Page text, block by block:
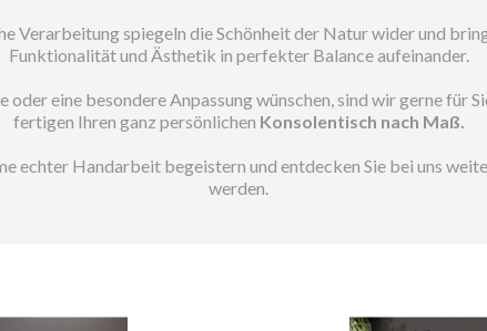
Verarbeitung spiegeln die Schönheit der Natur wider und
Funktionalität und Ästhetik in perfekter Balance aufeinander.
eine besondere Anpassung wünschen, sind wir gerne für
fertigen Ihren ganz persönlichen Konsolentisch nach Maß.
echter Handarbeit begeistern und entdecken Sie bei uns
werden.